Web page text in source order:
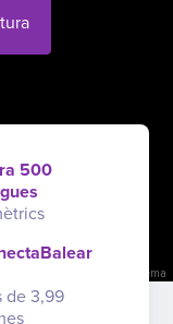
Informa d'un problema
500
de 3,99